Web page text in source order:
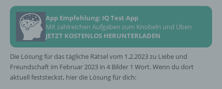
App Empfehlung: IQ Test App
Mit zahlreichen Aufgaben zum Knobeln und Üben
JETZT KOSTENLOS HERUNTERLADEN
Die Lösung für das tägliche Rätsel vom 1.2.2023 zu Liebe und
Freundschaft im Februar 2023 in 4 Bilder 1 Wort. Wenn du dort
aktuell feststeckst, hier die Lösung für dich: